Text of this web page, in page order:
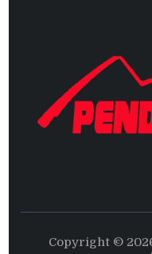
Copyright ©